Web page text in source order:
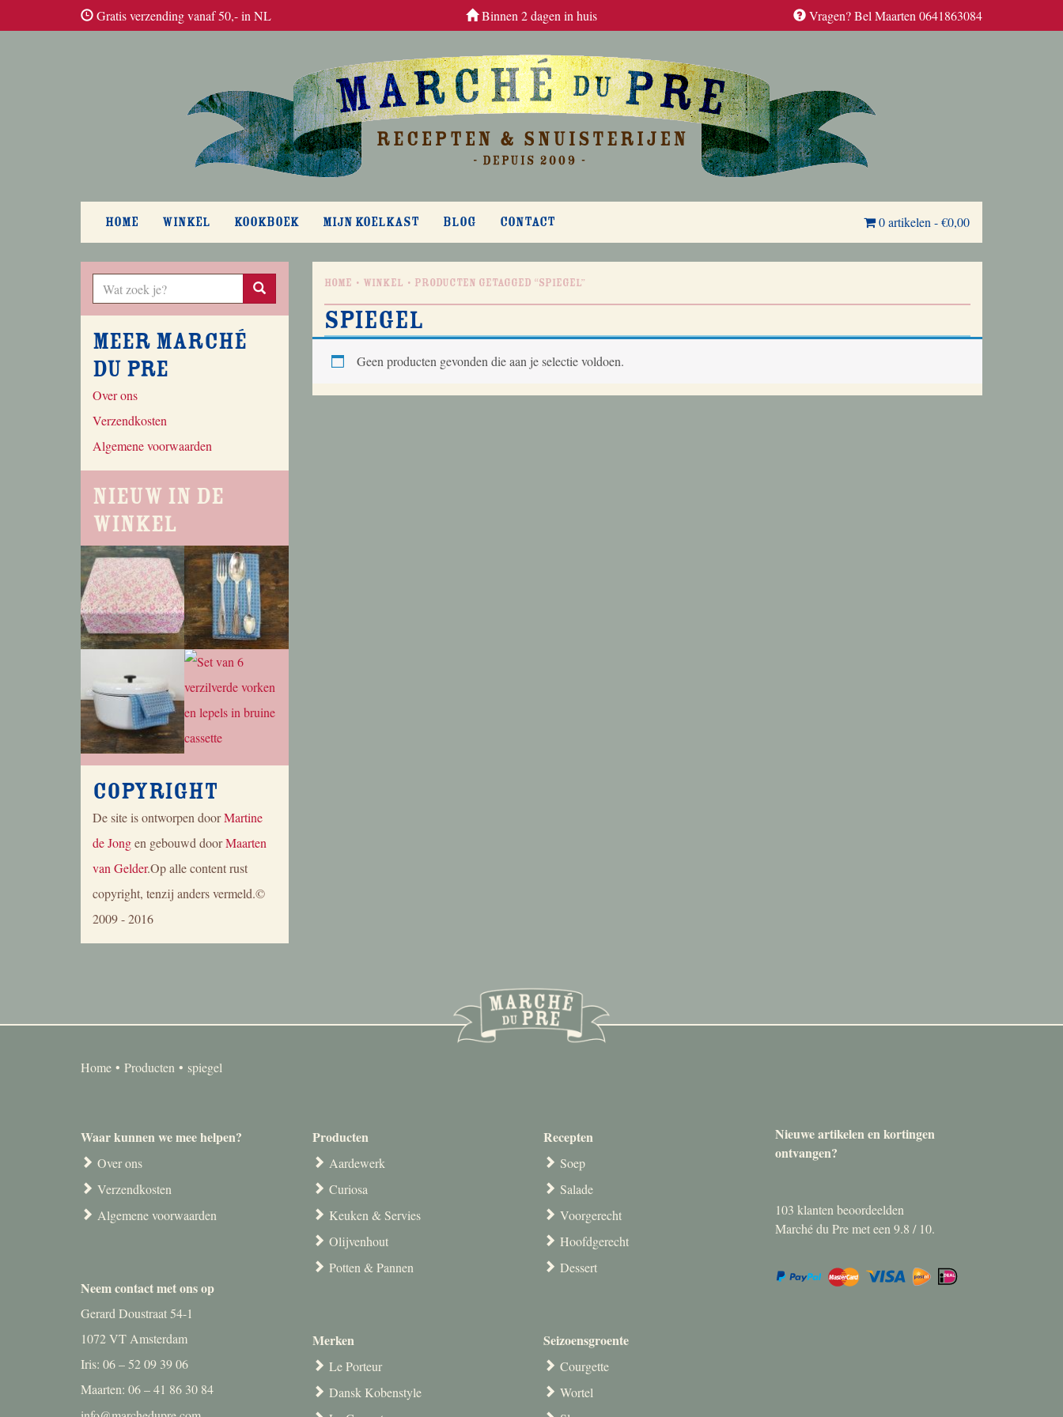
Gratis verzending vanaf 50,- in NL Binnen 2 dagen in huis Vragen? Bel Maarten 0641863084
HOME WINKEL KOOKBOEK MIJN KOELKAST BLOG CONTACT 0 artikelen -€0,00
Meer Marché
du Pre
Over ons
Verzendkosten
Algemene voorwaarden
Nieuw in de
winkel
Copyright
De site is ontworpen doorMartine
de Jongen gebouwd doorMaarten
van Gelder.Op alle content rust
copyright, tenzij anders vermeld.©
2009 - 2016
Home Winkel Producten getagged “spiegel”
spiegel
Geen producten gevonden die aan je selectie voldoen.
Home Producten spiegel
Waar kunnen we mee helpen?
Over ons
Verzendkosten
Algemene voorwaarden
Neem contact met ons op
Gerard Doustraat 54-1
1072 VT Amsterdam
Iris: 06 – 52 09 39 06
Maarten: 06 – 41 86 30 84
Producten
Aardewerk
Curiosa
Keuken & Servies
Olijvenhout
Potten & Pannen
Merken
Le Porteur
Dansk Kobenstyle
Recepten
Soep
Salade
Voorgerecht
Hoofdgerecht
Dessert
Seizoensgroente
Courgette
Wortel
Nieuwe artikelen en kortingen
ontvangen?
103 klanten beoordeelden
Marché du Pre met een 9.8 / 10.